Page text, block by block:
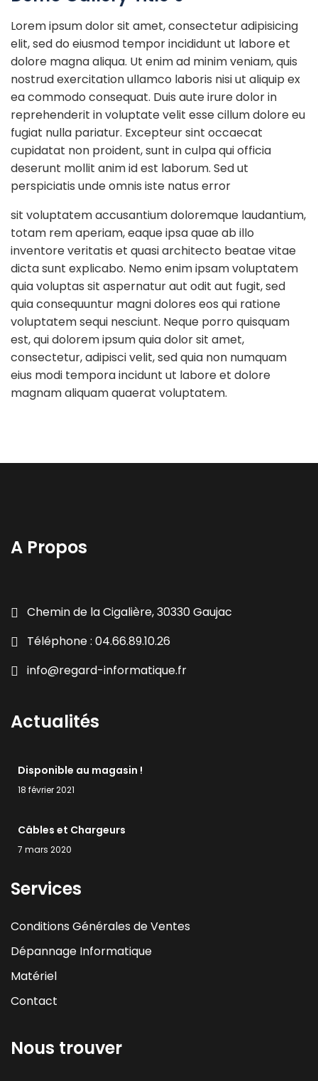
Lorem ipsum dolor sit amet, consectetur adipisicing
elit, sed do eiusmod tempor incididunt ut labore et
dolore magna aliqua. Ut enim ad minim veniam, quis
nostrud exercitation ullamco laboris nisi ut aliquip ex
ea commodo consequat. Duis aute irure dolor in
reprehenderit in voluptate velit esse cillum dolore eu
fugiat nulla pariatur. Excepteur sint occaecat
cupidatat non proident, sunt in culpa qui officia
deserunt mollit anim id est laborum. Sed ut
perspiciatis unde omnis iste natus error
sit voluptatem accusantium doloremque laudantium,
totam rem aperiam, eaque ipsa quae ab illo
inventore veritatis et quasi architecto beatae vitae
dicta sunt explicabo. Nemo enim ipsam voluptatem
quia voluptas sit aspernatur aut odit aut fugit, sed
quia consequuntur magni dolores eos qui ratione
voluptatem sequi nesciunt. Neque porro quisquam
est, qui dolorem ipsum quia dolor sit amet,
consectetur, adipisci velit, sed quia non numquam
eius modi tempora incidunt ut labore et dolore
magnam aliquam quaerat voluptatem.
A Propos
Chemin de la Cigalière, 30330 Gaujac
Téléphone : 04.66.89.10.26
info@regard-informatique.fr
Actualités
Disponible au magasin !
18 février 2021
Câbles et Chargeurs
7 mars 2020
Services
Conditions Générales de Ventes
Dépannage Informatique
Matériel
Contact
Nous trouver